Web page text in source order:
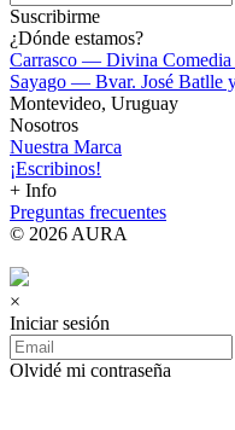
Suscribirme
¿Dónde estamos?
Carrasco — Divina Comedia
Sayago — Bvar. José Batlle
Montevideo, Uruguay
Nosotros
Nuestra Marca
¡Escribinos!
+ Info
Preguntas frecuentes
© 2026 AURA
×
Iniciar sesión
Olvidé mi contraseña